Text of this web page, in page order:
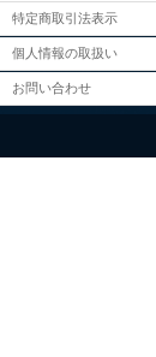
特定商取引法表示
個人情報の取扱い
お問い合わせ